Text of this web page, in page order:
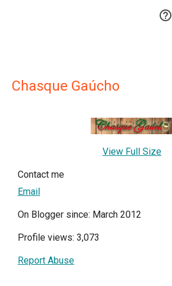

Chasque Gaúcho
View Full Size
Contact me
Email
On Blogger since: March 2012
Profile views: 3,073
Report Abuse